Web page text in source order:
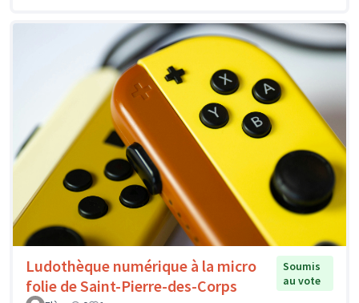
Ludothèque numérique à la micro
folie de Saint-Pierre-des-Corps
Soumis
au vote